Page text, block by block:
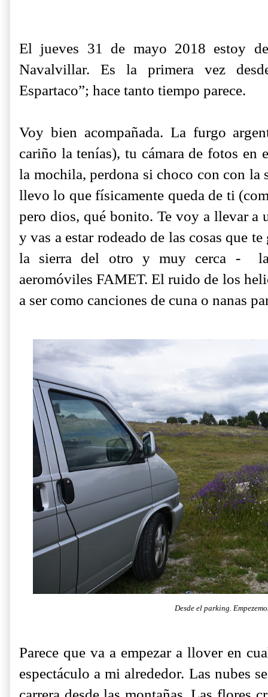
El jueves 31 de mayo 2018 estoy
Navalvillar. Es la primera vez
Espartaco”; hace tanto tiempo parece.
Voy bien acompañada. La furgo
cariño la tenías), tu cámara de fotos en
la mochila, perdona si choco con con la
llevo lo que físicamente queda de ti
pero dios, qué bonito. Te voy a llevar a
y vas a estar rodeado de las cosas que
la sierra del otro y muy cerca -
aeromóviles FAMET. El ruido de los
a ser como canciones de cuna o nanas
Desde el parking.
Parece que va a empezar a llover en
espectáculo a mi alrededor. Las nubes